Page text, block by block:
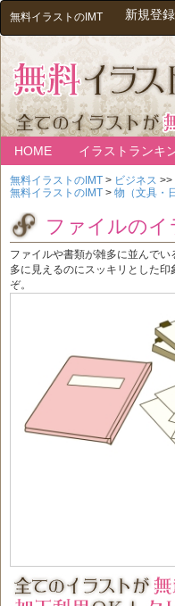
無料イラストのIMT 新規登録
HOME イラストランキ
無料イラストのIMT > ビジネス >>
無料イラストのIMT > 物（文具・
ファイルのイ
ファイルや書類が雑多に並んで
多に見えるのにスッキリとした
ぞ。